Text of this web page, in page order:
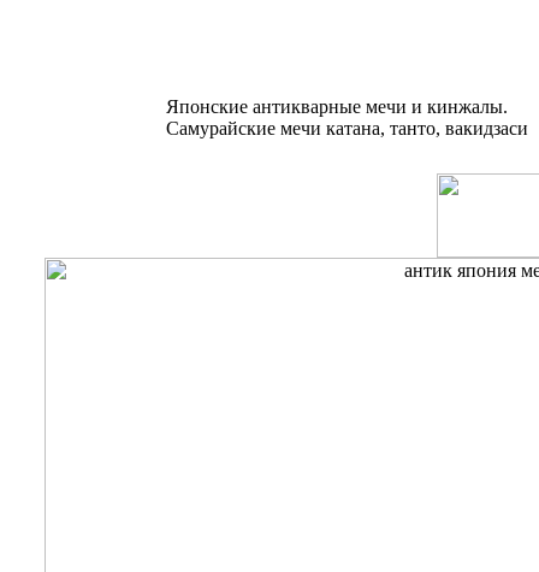
Японские антикварные мечи и кинжалы.
Самурайские мечи катана, танто, вакидзаси